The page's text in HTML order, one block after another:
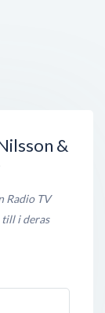
&
Radio TV
till i deras